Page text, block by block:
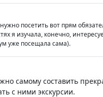
посетить вот прям
я изучала, конечно,
уже посещала сама).
самому составить
с ними экскурсии.